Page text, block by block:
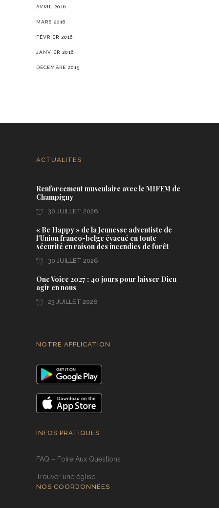
AVRIL 2016
MARS 2016
FÉVRIER 2016
JANVIER 2016
DÉCEMBRE 2015
ACTUALITES
Renforcement musculaire avec le MIFEM de
Champigny
30 JUILLET 2026
« Be Happy » de la Jeunesse adventiste de
l’Union franco-belge évacué en toute
sécurité en raison des incendies de forêt
30 JUILLET 2026
One Voice 2027 : 40 jours pour laisser Dieu
agir en nous
23 JUILLET 2026
NOTRE APPLICATION
INFOS PRATIQUES
FAQ – Foire Aux Questions
Trouver une église
NOS COORDONNÉES